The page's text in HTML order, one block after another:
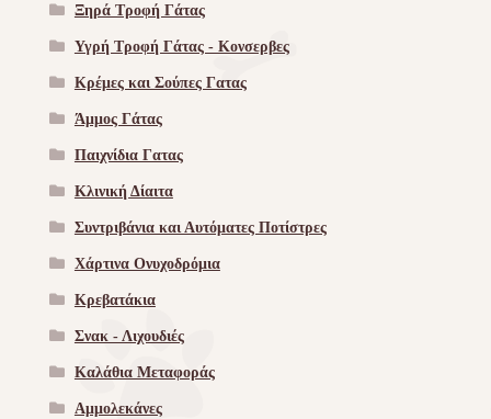
Ξηρά Τροφή Γάτας
Υγρή Τροφή Γάτας - Kονσερβες
Κρέμες και Σούπες Γατας
Άμμος Γάτας
Παιχνίδια Γατας
Κλινική Δίαιτα
Συντριβάνια και Αυτόματες Ποτίστρες
Χάρτινα Ονυχοδρόμια
Κρεβατάκια
Σνακ - Λιχουδιές
Καλάθια Μεταφοράς
Αμμολεκάνες